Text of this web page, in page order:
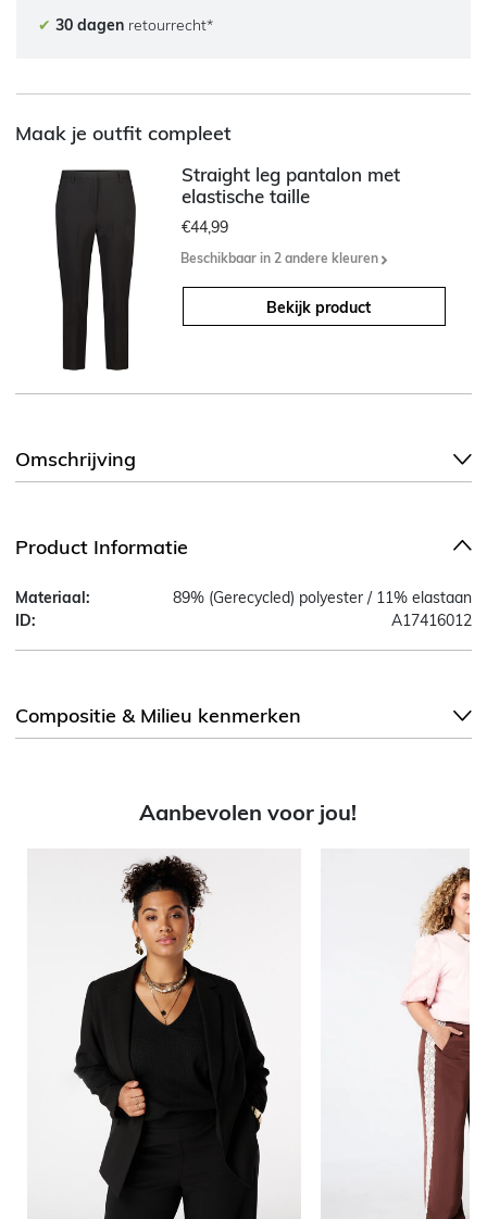
✔ 30 dagen retourrecht*
Maak je outfit compleet
Straight leg pantalon met
elastische taille
€44,99
Beschikbaar in 2 andere kleuren
Bekijk product
Omschrijving
Product Informatie
Materiaal:
89% (Gerecycled) polyester / 11% elastaan
ID:
A17416012
Compositie & Milieu kenmerken
Aanbevolen voor jou!